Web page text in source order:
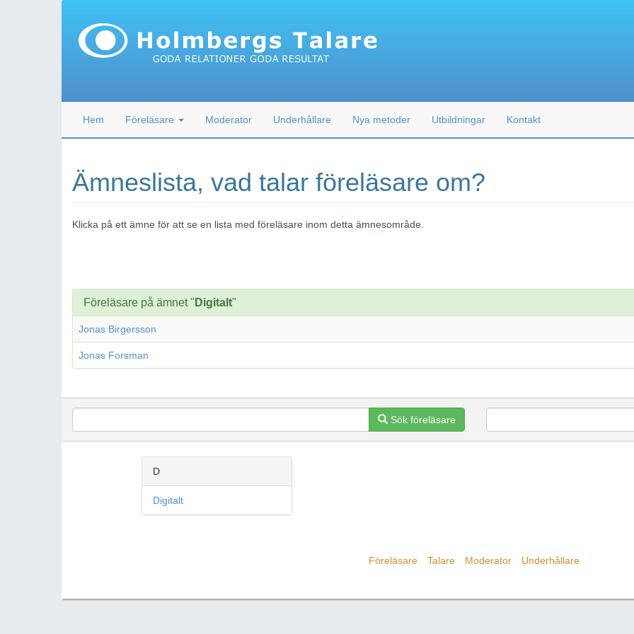
Hem Föreläsare Moderator Underhållare Nya metoder Utbildningar Kontakt
Ämneslista, vad talar föreläsare om?
Klicka på ett ämne för att se en lista med föreläsare inom detta ämnesområde.
Föreläsare på ämnet " Digitalt"
Jonas Birgersson
Jonas Forsman
Sök föreläsare
D
Digitalt
Föreläsare Talare Moderator Underhållare